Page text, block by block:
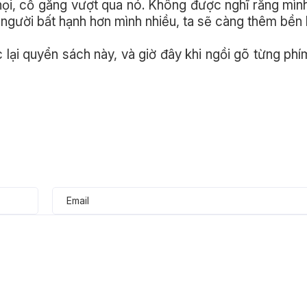
cố gắng vượt qua nó. Không được nghĩ rằng
bất hạnh hơn mình nhiều, ta sẽ càng thêm bền
quyển sách này, và giờ đây khi ngồi gõ từng